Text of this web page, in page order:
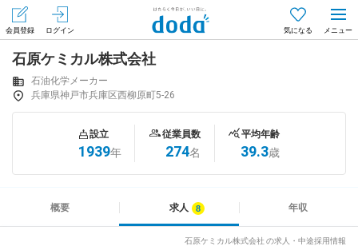
会員登録 ログイン 気になる
会員登録（無料）
はじめてdodaをご利用される方へ
求人を紹介してもらう
石原ケミカル株式会社
石油化学メーカー
兵庫県神戸市兵庫区西柳原町5-26
設立
1939年
従業員数
274名
平均年齢
39.3歳
概要 求人 年収
石原ケミカル株式会社 の求人・中途採用情報